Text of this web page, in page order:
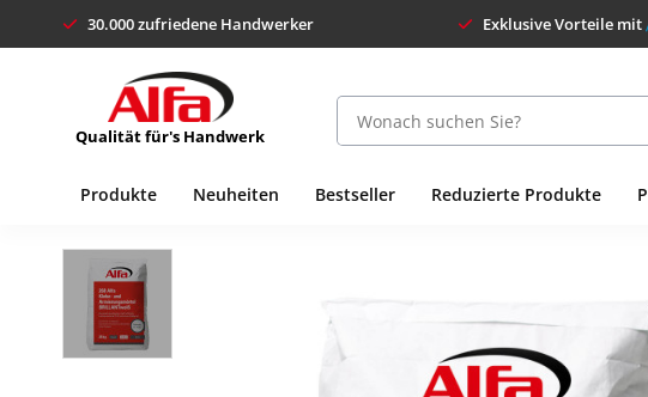
30.000 zufriedene Handwerker Exklusive Vorteile mit
Qualität für's Handwerk
Produkte Neuheiten Bestseller Reduzierte Produkte